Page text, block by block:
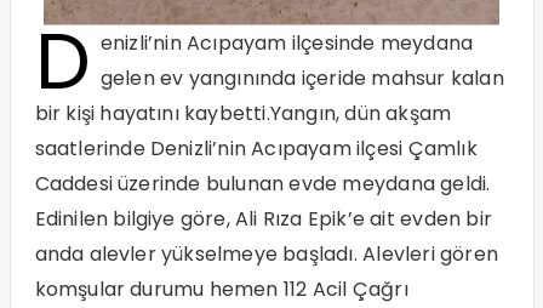
D enizli’nin Acıpayam ilçesinde meydana
gelen ev yangınında içeride mahsur kalan
bir kişi hayatını kaybetti.Yangın, dün akşam
saatlerinde Denizli’nin Acıpayam ilçesi Çamlık
Caddesi üzerinde bulunan evde meydana geldi.
Edinilen bilgiye göre, Ali Rıza Epik’e ait evden bir
anda alevler yükselmeye başladı. Alevleri gören
komşular durumu hemen 112 Acil Çağrı